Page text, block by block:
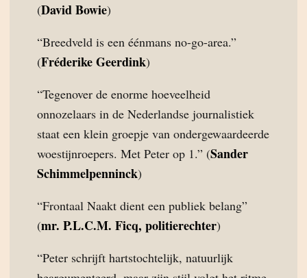
(David Bowie)
“Breedveld is een éénmans no-go-area.”
(Fréderike Geerdink)
“Tegenover de enorme hoeveelheid
onnozelaars in de Nederlandse journalistiek
staat een klein groepje van ondergewaardeerde
woestijnroepers. Met Peter op 1.” (Sander
Schimmelpenninck)
“Frontaal Naakt dient een publiek belang”
(mr. P.L.C.M. Ficq, politierechter)
“Peter schrijft hartstochtelijk, natuurlijk